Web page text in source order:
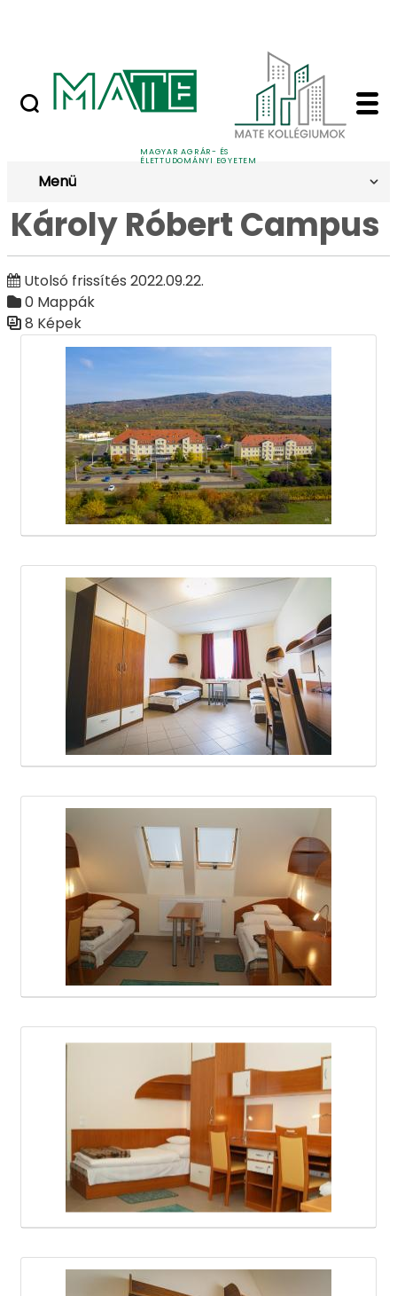
MAGYAR AGRÁR- ÉS
ÉLETTUDOMÁNYI EGYETEM
Nyilvános versenyeztetési felhívások
Károly Róbert
Galéria
Menü
Károly Róbert Campus
Utolsó frissítés 2022.09.22.
0 Mappák
8 Képek
Médiatár